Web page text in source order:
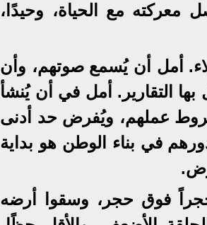
معركته مع الحياة، وحيدًا،
أمل أن يُسمع صوتهم، وأن
التقارير. أمل في أن يُنشأ
عملهم، ويُفرض حد أدنى
في بناء الوطن هو بداية
فوق حجر، وسقوا أرضه